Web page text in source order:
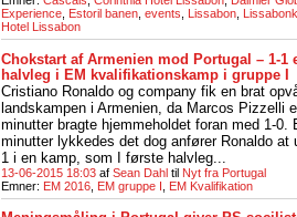
Experience Estoril banen events Lissabon
Hotel Lissabon
Chokstart af Armenien mod Portugal – 1-1
halvleg i EM kvalifikationskamp i gruppe I
Cristiano Ronaldo og company fik en brat
landskampen i Armenien, da Marcos Pizzelli
minutter bragte hjemmeholdet foran med 1-0.
minutter lykkedes det dog anfører Ronaldo at
1 i en kamp, som I første halvleg...
13-06-2015 18:03 af Sean Dahl til Nyt fra Portugal
Emner: EM 2016 EM gruppe I EM Kvalifikation